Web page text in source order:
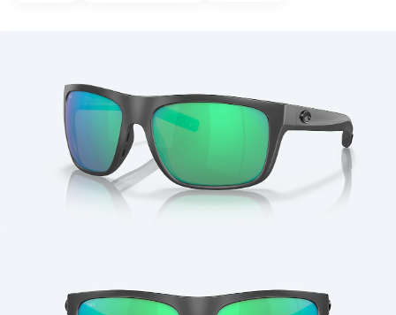
Precio: Sin cargo
Cantidad: